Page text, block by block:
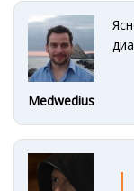
Medwedius